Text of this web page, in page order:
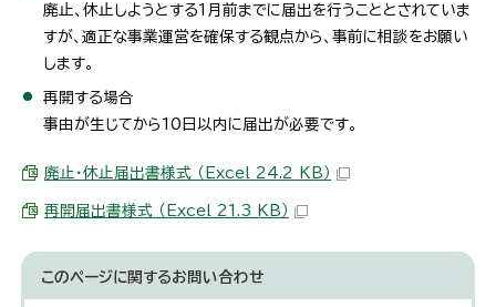
廃止、休止しようとする1月前までに届出を行うこととされていま
すが、適正な事業運営を確保する観点から、事前に相談をお願い
します。
再開する場合
事由が生じてから10日以内に届出が必要です。
廃止・休止届出書様式 （Excel 24.2 KB）
再開届出書様式 （Excel 21.3 KB）
このページに関するお問い合わせ